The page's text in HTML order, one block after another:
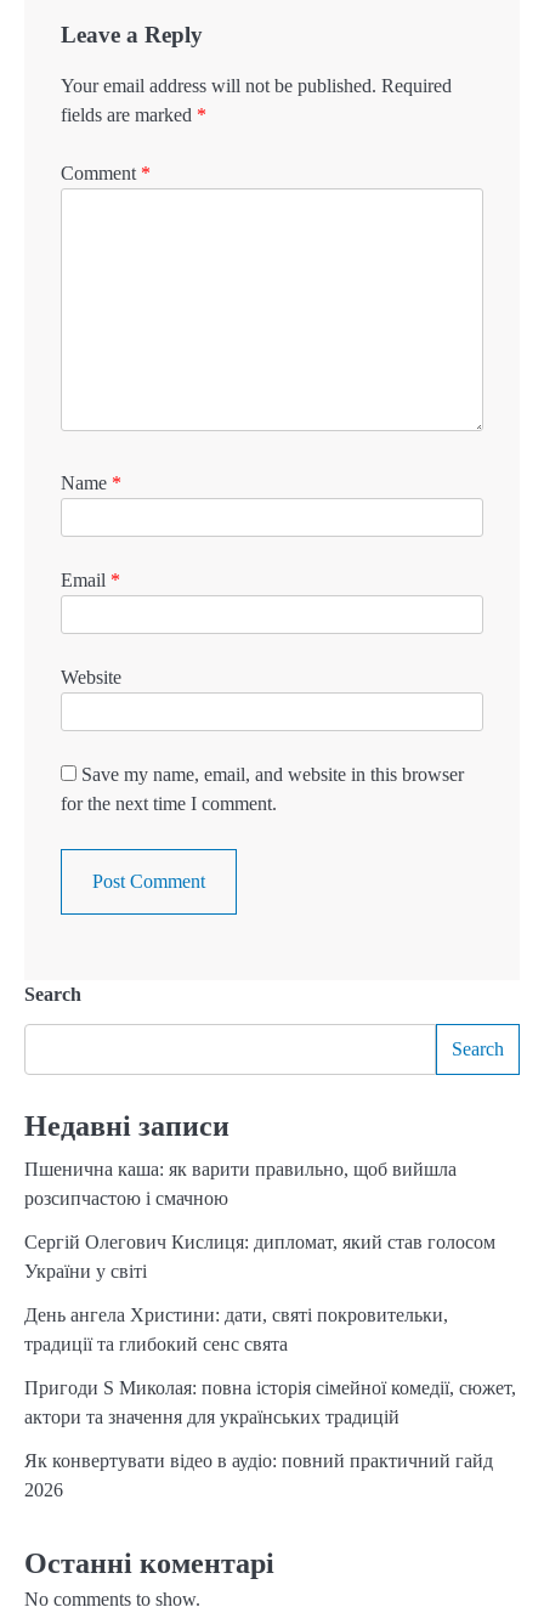
Leave a Reply
Your email address will not be published. Required
fields are marked *
Comment *
Name *
Email *
Website
Save my name, email, and website in this browser
for the next time I comment.
Search
Search
Недавні записи
Пшенична каша: як варити правильно, щоб вийшла
розсипчастою і смачною
Сергій Олегович Кислиця: дипломат, який став голосом
України у світі
День ангела Христини: дати, святі покровительки,
традиції та глибокий сенс свята
Пригоди S Миколая: повна історія сімейної комедії, сюжет,
актори та значення для українських традицій
Як конвертувати відео в аудіо: повний практичний гайд
2026
Останні коментарі
No comments to show.